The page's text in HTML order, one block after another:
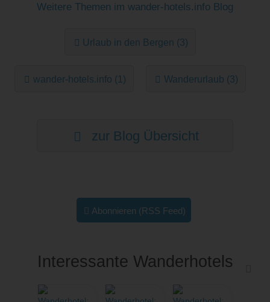
Weitere Themen im wander-hotels.info Blog
Urlaub in den Bergen (3)
wander-hotels.info (1) Wanderurlaub (3)
zur Blog Übersicht
Abonnieren (RSS Feed)
Interessante Wanderhotels